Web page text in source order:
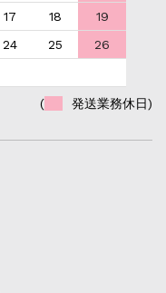
17 18
19
24 25
26
( 発送業務休日)